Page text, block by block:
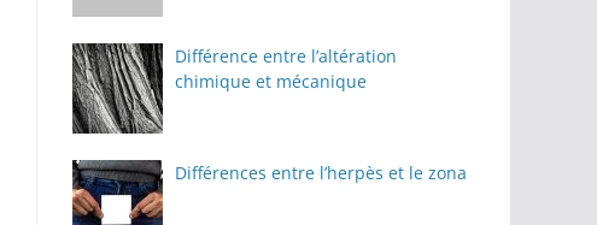
Différence entre l’altération
chimique et mécanique
Différences entre l’herpès et le zona